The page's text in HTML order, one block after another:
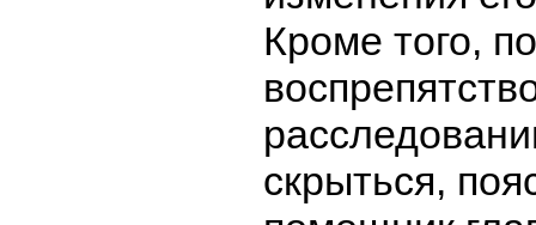
Кроме того,
скрыться,